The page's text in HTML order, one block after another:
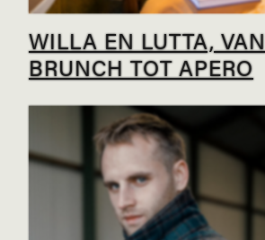
WILLA EN LUTTA, VAN
BRUNCH TOT APERO